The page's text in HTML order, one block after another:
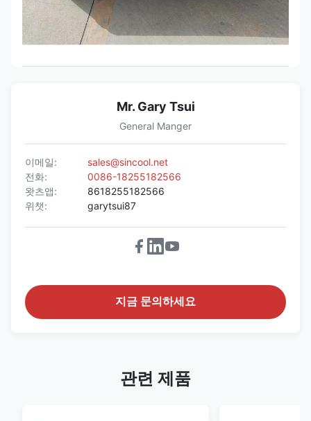
Mr. Gary Tsui
General Manger
이메일:
sales@sincool.net
전화:
0086-18255182566
왓츠앱:
8618255182566
위챗:
garytsui87
지금 문의하세요
관련 제품